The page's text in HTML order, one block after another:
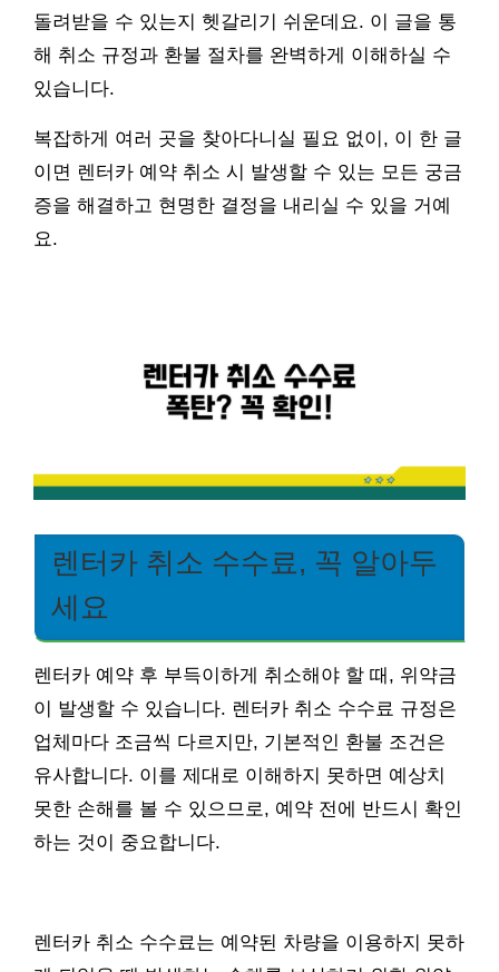
돌려받을 수 있는지 헷갈리기 쉬운데요. 이 글을 통
해 취소 규정과 환불 절차를 완벽하게 이해하실 수
있습니다.
복잡하게 여러 곳을 찾아다니실 필요 없이, 이 한 글
이면 렌터카 예약 취소 시 발생할 수 있는 모든 궁금
증을 해결하고 현명한 결정을 내리실 수 있을 거예
요.
렌터카 취소 수수료, 꼭 알아두
세요
렌터카 예약 후 부득이하게 취소해야 할 때, 위약금
이 발생할 수 있습니다. 렌터카 취소 수수료 규정은
업체마다 조금씩 다르지만, 기본적인 환불 조건은
유사합니다. 이를 제대로 이해하지 못하면 예상치
못한 손해를 볼 수 있으므로, 예약 전에 반드시 확인
하는 것이 중요합니다.
렌터카 취소 수수료는 예약된 차량을 이용하지 못하